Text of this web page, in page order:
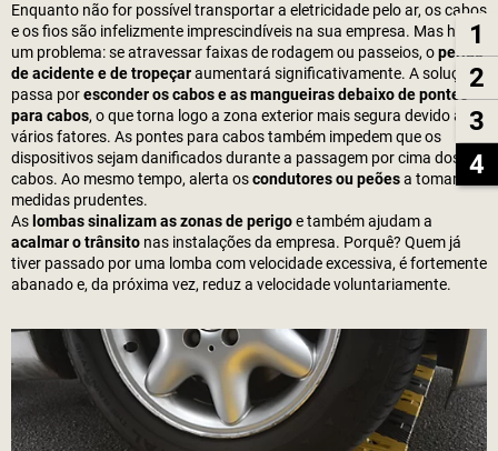
1
2
3
4
Enquanto não for possível transportar a eletricidade pelo ar, os cabos
e os fios são infelizmente imprescindíveis na sua empresa. Mas há
um problema: se atravessar faixas de rodagem ou passeios, operigo
de acidente e de tropeçaraumentará significativamente. A solução
passa poresconder os cabos e as mangueiras debaixo de pontes
para cabos, o que torna logo a zona exterior mais segura devido a
vários fatores. As pontes para cabos também impedem que os
dispositivos sejam danificados durante a passagem por cima dos
cabos. Ao mesmo tempo, alerta oscondutores ou peõesa tomarem
medidas prudentes.
As lombas sinalizam as zonas de perigoe também ajudam a
acalmar o trânsito nas instalações da empresa. Porquê? Quem já
tiver passado por uma lomba com velocidade excessiva, é fortemente
abanado e, da próxima vez, reduz a velocidade voluntariamente.